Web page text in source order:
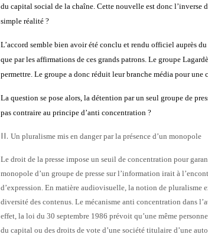
du capital social de la chaîne. Cette nouvelle est donc l’inverse
simple réalité ?
L’accord semble bien avoir été conclu et rendu officiel auprès
que par les affirmations de ces grands patrons. Le groupe
permettre. Le groupe a donc réduit leur branche média pour une
La question se pose alors, la détention par un seul groupe de
pas contraire au principe d’anti concentration ?
II. Un pluralisme mis en danger par la présence d’un monopole
Le droit de la presse impose un seuil de concentration pour
monopole d’un groupe de presse sur l’information irait à
d’expression. En matière audiovisuelle, la notion de pluralisme
diversité des contenus. Le mécanisme anti concentration dans
effet, la loi du 30 septembre 1986 prévoit qu’une même
du capital ou des droits de vote d’une société titulaire d’une